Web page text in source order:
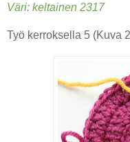
Väri: keltainen 2317
Työ kerroksella 5 (Kuva